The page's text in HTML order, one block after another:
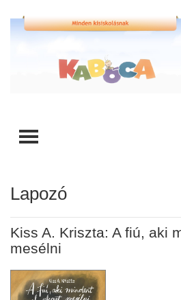
TOGGLE MENU
Lapozó
Kiss A. Kriszta: A fiú, aki
mesélni